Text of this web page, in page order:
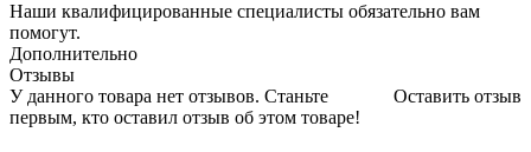
Наши квалифицированные специалисты обязательно вам
помогут.
Дополнительно
Отзывы
Оставить отзыв
У данного товара нет отзывов. Станьте
первым, кто оставил отзыв об этом товаре!